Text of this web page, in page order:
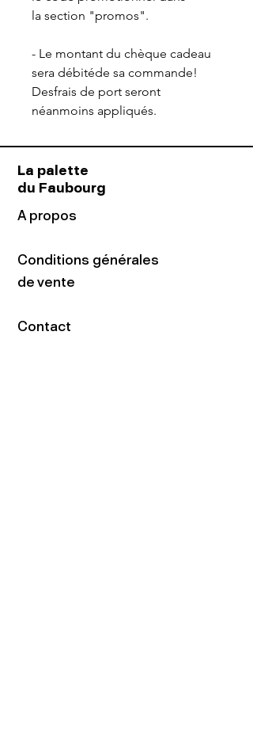
la section "promos".
- Le montant du chèque cadeau
sera débitéde sa commande!
Desfrais de port seront
néanmoins appliqués.
La palette
du Faubourg
A propos
Conditions générales
de vente
Contact